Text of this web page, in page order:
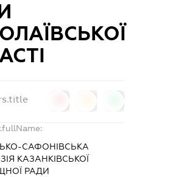
САФОНІВСЬКА
КАЗАНКІВСЬКОЇ
РАДИ